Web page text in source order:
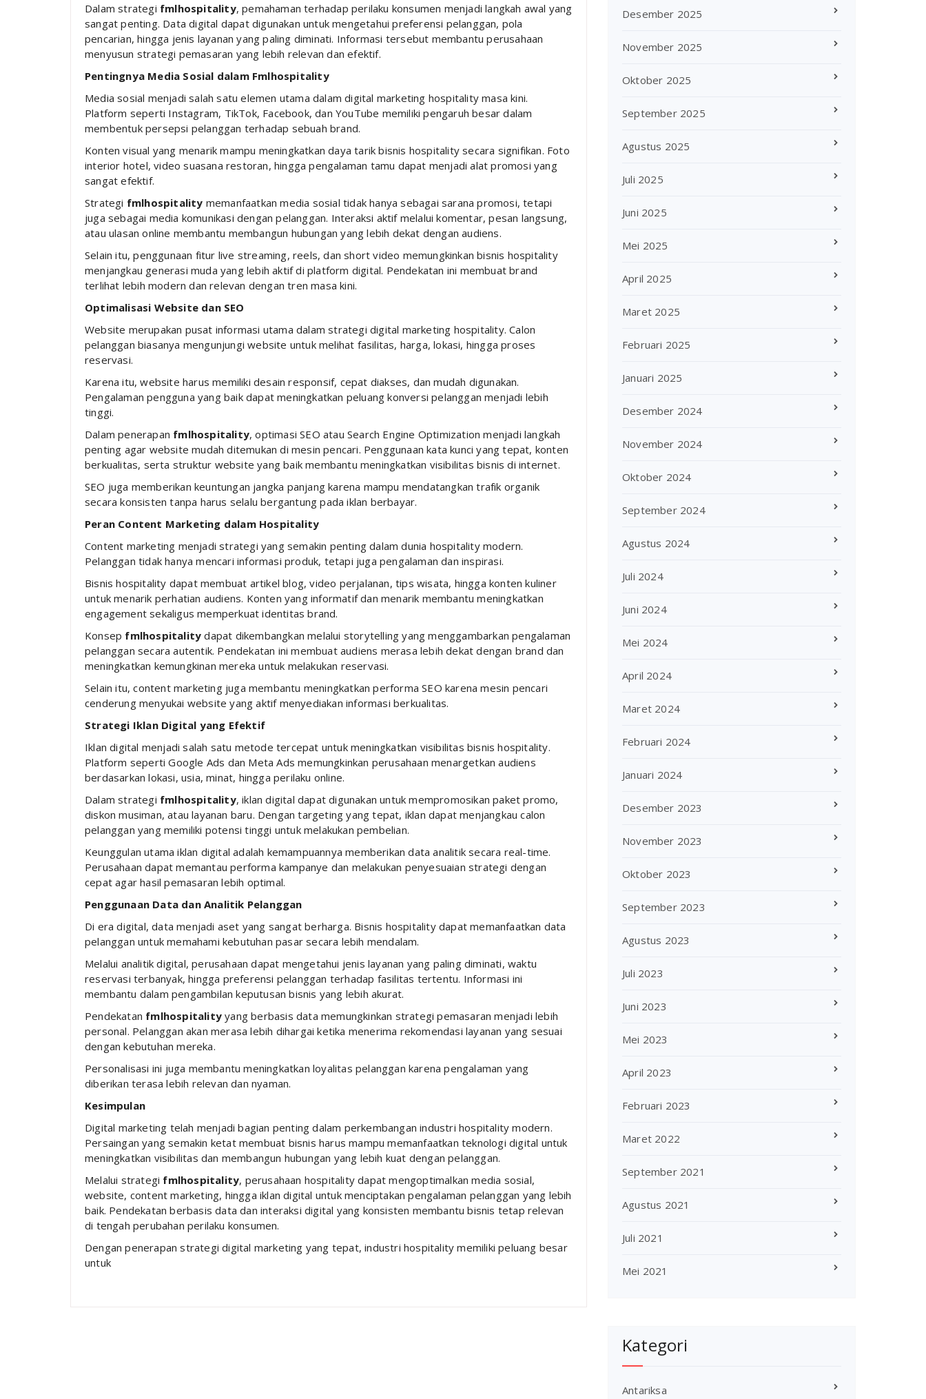
Dalam strategi fmlhospitality, pemahaman terhadap perilaku konsumen menjadi langkah awal yang
sangat penting. Data digital dapat digunakan untuk mengetahui preferensi pelanggan, pola
pencarian, hingga jenis layanan yang paling diminati. Informasi tersebut membantu perusahaan
menyusun strategi pemasaran yang lebih relevan dan efektif.
Pentingnya Media Sosial dalam Fmlhospitality
Media sosial menjadi salah satu elemen utama dalam digital marketing hospitality masa kini.
Platform seperti Instagram, TikTok, Facebook, dan YouTube memiliki pengaruh besar dalam
membentuk persepsi pelanggan terhadap sebuah brand.
Konten visual yang menarik mampu meningkatkan daya tarik bisnis hospitality secara signifikan. Foto
interior hotel, video suasana restoran, hingga pengalaman tamu dapat menjadi alat promosi yang
sangat efektif.
Strategi fmlhospitality memanfaatkan media sosial tidak hanya sebagai sarana promosi, tetapi
juga sebagai media komunikasi dengan pelanggan. Interaksi aktif melalui komentar, pesan langsung,
atau ulasan online membantu membangun hubungan yang lebih dekat dengan audiens.
Selain itu, penggunaan fitur live streaming, reels, dan short video memungkinkan bisnis hospitality
menjangkau generasi muda yang lebih aktif di platform digital. Pendekatan ini membuat brand
terlihat lebih modern dan relevan dengan tren masa kini.
Optimalisasi Website dan SEO
Website merupakan pusat informasi utama dalam strategi digital marketing hospitality. Calon
pelanggan biasanya mengunjungi website untuk melihat fasilitas, harga, lokasi, hingga proses
reservasi.
Karena itu, website harus memiliki desain responsif, cepat diakses, dan mudah digunakan.
Pengalaman pengguna yang baik dapat meningkatkan peluang konversi pelanggan menjadi lebih
tinggi.
Dalam penerapan fmlhospitality, optimasi SEO atau Search Engine Optimization menjadi langkah
penting agar website mudah ditemukan di mesin pencari. Penggunaan kata kunci yang tepat, konten
berkualitas, serta struktur website yang baik membantu meningkatkan visibilitas bisnis di internet.
SEO juga memberikan keuntungan jangka panjang karena mampu mendatangkan trafik organik
secara konsisten tanpa harus selalu bergantung pada iklan berbayar.
Peran Content Marketing dalam Hospitality
Content marketing menjadi strategi yang semakin penting dalam dunia hospitality modern.
Pelanggan tidak hanya mencari informasi produk, tetapi juga pengalaman dan inspirasi.
Bisnis hospitality dapat membuat artikel blog, video perjalanan, tips wisata, hingga konten kuliner
untuk menarik perhatian audiens. Konten yang informatif dan menarik membantu meningkatkan
engagement sekaligus memperkuat identitas brand.
Konsep fmlhospitality dapat dikembangkan melalui storytelling yang menggambarkan pengalaman
pelanggan secara autentik. Pendekatan ini membuat audiens merasa lebih dekat dengan brand dan
meningkatkan kemungkinan mereka untuk melakukan reservasi.
Selain itu, content marketing juga membantu meningkatkan performa SEO karena mesin pencari
cenderung menyukai website yang aktif menyediakan informasi berkualitas.
Strategi Iklan Digital yang Efektif
Iklan digital menjadi salah satu metode tercepat untuk meningkatkan visibilitas bisnis hospitality.
Platform seperti Google Ads dan Meta Ads memungkinkan perusahaan menargetkan audiens
berdasarkan lokasi, usia, minat, hingga perilaku online.
Dalam strategi fmlhospitality, iklan digital dapat digunakan untuk mempromosikan paket promo,
diskon musiman, atau layanan baru. Dengan targeting yang tepat, iklan dapat menjangkau calon
pelanggan yang memiliki potensi tinggi untuk melakukan pembelian.
Keunggulan utama iklan digital adalah kemampuannya memberikan data analitik secara real-time.
Perusahaan dapat memantau performa kampanye dan melakukan penyesuaian strategi dengan
cepat agar hasil pemasaran lebih optimal.
Penggunaan Data dan Analitik Pelanggan
Di era digital, data menjadi aset yang sangat berharga. Bisnis hospitality dapat memanfaatkan data
pelanggan untuk memahami kebutuhan pasar secara lebih mendalam.
Melalui analitik digital, perusahaan dapat mengetahui jenis layanan yang paling diminati, waktu
reservasi terbanyak, hingga preferensi pelanggan terhadap fasilitas tertentu. Informasi ini
membantu dalam pengambilan keputusan bisnis yang lebih akurat.
Pendekatan fmlhospitality yang berbasis data memungkinkan strategi pemasaran menjadi lebih
personal. Pelanggan akan merasa lebih dihargai ketika menerima rekomendasi layanan yang sesuai
dengan kebutuhan mereka.
Personalisasi ini juga membantu meningkatkan loyalitas pelanggan karena pengalaman yang
diberikan terasa lebih relevan dan nyaman.
Kesimpulan
Digital marketing telah menjadi bagian penting dalam perkembangan industri hospitality modern.
Persaingan yang semakin ketat membuat bisnis harus mampu memanfaatkan teknologi digital untuk
meningkatkan visibilitas dan membangun hubungan yang lebih kuat dengan pelanggan.
Melalui strategi fmlhospitality, perusahaan hospitality dapat mengoptimalkan media sosial,
website, content marketing, hingga iklan digital untuk menciptakan pengalaman pelanggan yang lebih
baik. Pendekatan berbasis data dan interaksi digital yang konsisten membantu bisnis tetap relevan
di tengah perubahan perilaku konsumen.
Dengan penerapan strategi digital marketing yang tepat, industri hospitality memiliki peluang besar
untuk
Desember 2025
November 2025
Oktober 2025
September 2025
Agustus 2025
Juli 2025
Juni 2025
Mei 2025
April 2025
Maret 2025
Februari 2025
Januari 2025
Desember 2024
November 2024
Oktober 2024
September 2024
Agustus 2024
Juli 2024
Juni 2024
Mei 2024
April 2024
Maret 2024
Februari 2024
Januari 2024
Desember 2023
November 2023
Oktober 2023
September 2023
Agustus 2023
Juli 2023
Juni 2023
Mei 2023
April 2023
Februari 2023
Maret 2022
September 2021
Agustus 2021
Juli 2021
Mei 2021
Kategori
Antariksa